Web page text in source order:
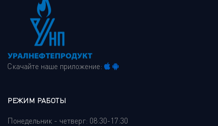
Скачайте наше приложение:
РЕЖИМ РАБОТЫ
Понедельник - четверг: 08:30-17:30